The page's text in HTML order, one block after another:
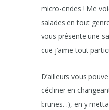
micro-ondes ! Me
salades en tout
vous présente une
que j’aime tout
D’ailleurs vous
décliner en
brunes…), en y